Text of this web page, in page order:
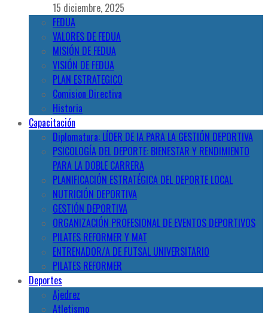
15 diciembre, 2025
FEDUA
VALORES DE FEDUA
MISIÓN DE FEDUA
VISIÓN DE FEDUA
PLAN ESTRATEGICO
Comision Directiva
Historia
Capacitación
Diplomatura: LÍDER DE IA PARA LA GESTIÓN DEPORTIVA
PSICOLOGÍA DEL DEPORTE: BIENESTAR Y RENDIMIENTO
PARA LA DOBLE CARRERA
PLANIFICACIÓN ESTRATÉGICA DEL DEPORTE LOCAL
NUTRICIÓN DEPORTIVA
GESTIÓN DEPORTIVA
ORGANIZACIÓN PROFESIONAL DE EVENTOS DEPORTIVOS
PILATES REFORMER Y MAT
ENTRENADOR/A DE FUTSAL UNIVERSITARIO
PILATES REFORMER
Deportes
Ajedrez
Atletismo